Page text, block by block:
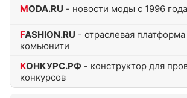
MODA.RU - новости моды с 1996 года
FASHION.RU - отраслевая
комьюнити
КОНКУРС.РФ - конструктор для
конкурсов